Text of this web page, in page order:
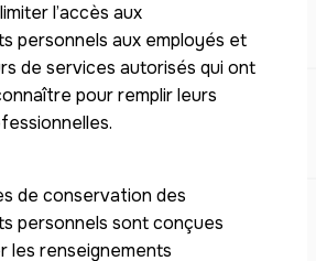
l’accès aux
personnels aux employés et
de services autorisés qui ont
pour remplir leurs
de conservation des
personnels sont conçues
les renseignements